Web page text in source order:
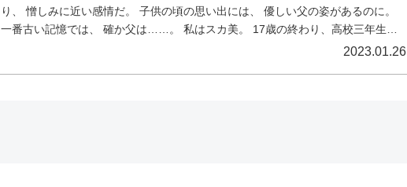
り、 憎しみに近い感情だ。 子供の頃の思い出には、 優しい父の姿があるのに。
一番古い記憶では、 確か父は……。 私はスカ美。 17歳の終わり、高校三年生
2023.01.26